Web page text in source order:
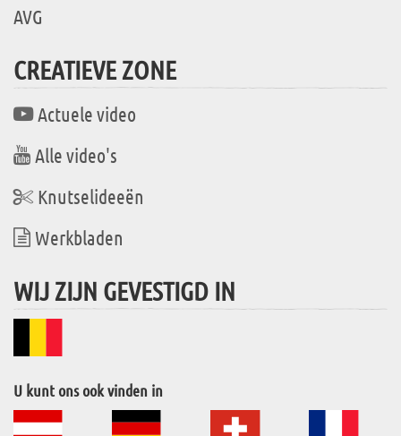
AVG
CREATIEVE ZONE
Actuele video
Alle video's
Knutselideeën
Werkbladen
WIJ ZIJN GEVESTIGD IN
U kunt ons ook vinden in